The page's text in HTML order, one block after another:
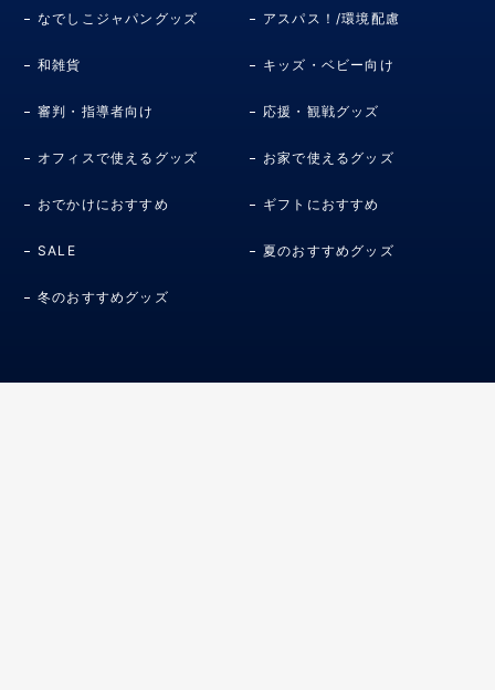
なでしこジャパングッズ アスパス！/環境配慮
和雑貨 キッズ・ベビー向け
審判・指導者向け 応援・観戦グッズ
オフィスで使えるグッズ お家で使えるグッズ
おでかけにおすすめ ギフトにおすすめ
SALE 夏のおすすめグッズ
冬のおすすめグッズ